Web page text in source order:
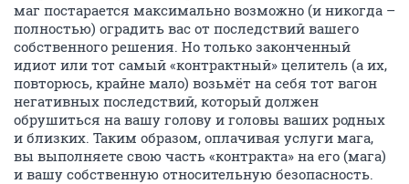
маг постарается максимально возможно (и никогда –
полностью) оградить вас от последствий вашего
собственного решения. Но только законченный
идиот или тот самый «контрактный» целитель (а их,
повторюсь, крайне мало) возьмёт на себя тот вагон
негативных последствий, который должен
обрушиться на вашу голову и головы ваших родных
и близких. Таким образом, оплачивая услуги мага,
вы выполняете свою часть «контракта» на его (мага)
и вашу собственную относительную безопасность.